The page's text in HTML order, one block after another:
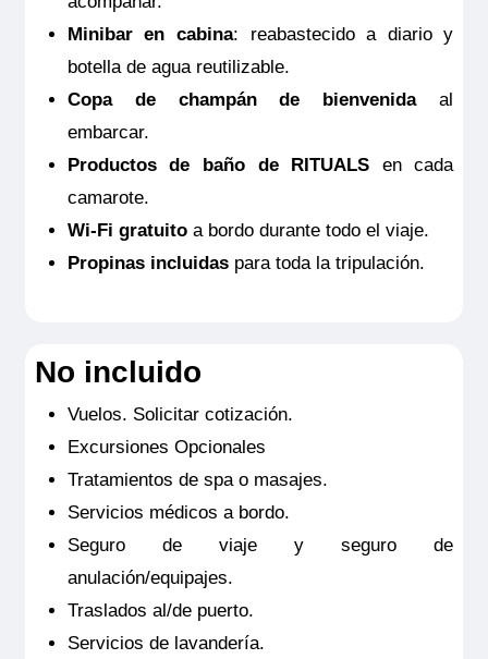
Junior Suite Diamond
Junior Suite doble estándar ubicada en puente superior con
balcón francés. Camarotes exteriores perfectamente
equipados con TV de pantalla plana, minibar incluido,
productos de belleza de RITUALS®, secador de pelo, caja
fuerte, aire acondicionado, ducha y WC.
Tamaño
19m
Ocupación máxima
Premium
Categoría
MS Viva Tiara
4.795€
Junior Suite doble estándar ubicada en puente superior con
balcón francés. Camarotes exteriores perfectamente
equipados con TV de pantalla plana, minibar incluido,
productos de belleza de RITUALS®, secador de pelo, caja
fuerte, aire acondicionado, ducha y WC.
Minibar en cabina: reabastecido a diario y
botella de agua reutilizable.
Copa de champán de bienvenidaal
embarcar.
Productos de baño de RITUALS en cada
camarote.
Wi-Fi gratuitoa bordo durante todo el viaje.
Propinas incluidaspara toda la tripulación.
No incluido
Vuelos. Solicitar cotización.
Excursiones Opcionales
Tratamientos de spa o masajes.
Servicios médicos a bordo.
Seguro de viaje y seguro de
anulación/equipajes.
Traslados al/de puerto.
Servicios de lavandería.